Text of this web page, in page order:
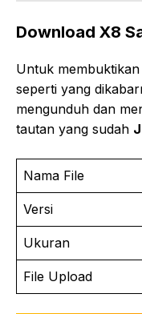
Download X8
Untuk
seperti yang
mengunduh dan
tautan yang sudah
Nama File
Versi
Ukuran
File Upload